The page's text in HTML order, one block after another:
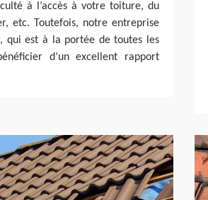
à l’accès à votre toiture, du
etc. Toutefois, notre entreprise
qui est à la portée de toutes les
d’un excellent rapport